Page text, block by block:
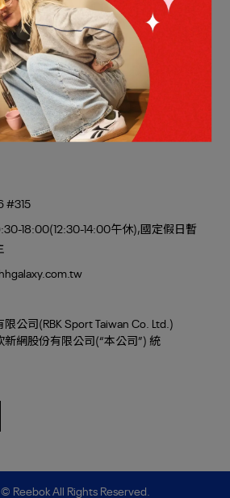
政策 使用條款 隱私權政策
#315
18:00(12:30-14:00午休),國定假日暫
公司(RBK Sport Taiwan Co. Ltd.)
網股份有限公司(“本公司”) 統
© ReebokAll Rights Reserved.